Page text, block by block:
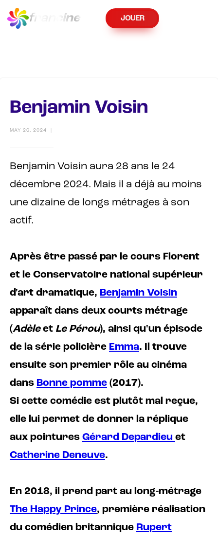
fran cine JOUER
Benjamin Voisin
MAY 26, 2024
Benjamin Voisin aura 28 ans le 24
décembre 2024. Mais il a déjà au moins
une dizaine de longs métrages à son
actif.
Après être passé par le cours Florent
et le Conservatoire national supérieur
d'art dramatique, Benjamin Voisin
apparaît dans deux courts métrage
(Adèleet Le Pérou), ainsi qu'un épisode
de la série policière Emma. Il trouve
ensuite son premier rôle au cinéma
dans Bonne pomme (2017).
Si cette comédie est plutôt mal reçue,
elle lui permet de donner la réplique
aux pointures Gérard Depardieu et
Catherine Deneuve.
En 2018, il prend part au long-métrage
The Happy Prince, première réalisation
du comédien britannique Rupert